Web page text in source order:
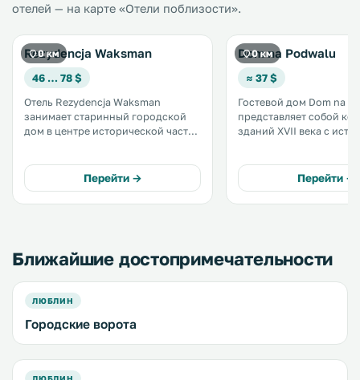
отелей — на карте «Отели поблизости».
0 км
Rezydencja Waksman
46 … 78 $
Отель Rezydencja Waksman
занимает старинный городской
дом в центре исторической части
с бесплатным Wi-Fi и спутниковым
телевидением. Стойка
регистрации отеля Waksman
Перейти →
0 км
Dom na Podwalu
≈ 37 $
Гостевой дом Dom na
представляет собой
зданий XVII века с
Старого города
Прогулка до
занимает 2 минуты. .
Перейти →
Ближайшие достопримечательности
ЛЮБЛИН
Городские ворота